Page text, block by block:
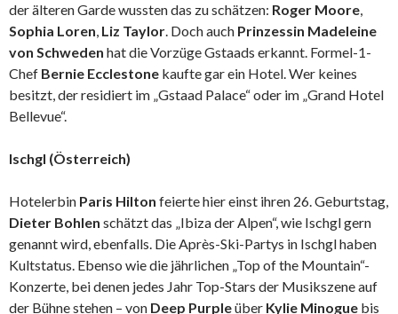
der älteren Garde wussten das zu schätzen: Roger Moore,
Sophia Loren, Liz Taylor. Doch auch Prinzessin Madeleine
von Schweden hat die Vorzüge Gstaads erkannt. Formel-1-
Chef Bernie Ecclestone kaufte gar ein Hotel. Wer keines
besitzt, der residiert im „Gstaad Palace“ oder im „Grand Hotel
Bellevue“.
Ischgl (Österreich)
Hotelerbin Paris Hilton feierte hier einst ihren 26. Geburtstag,
Dieter Bohlen schätzt das „Ibiza der Alpen“, wie Ischgl gern
genannt wird, ebenfalls. Die Après-Ski-Partys in Ischgl haben
Kultstatus. Ebenso wie die jährlichen „Top of the Mountain“-
Konzerte, bei denen jedes Jahr Top-Stars der Musikszene auf
der Bühne stehen – von Deep Purpleüber Kylie Minogue bis